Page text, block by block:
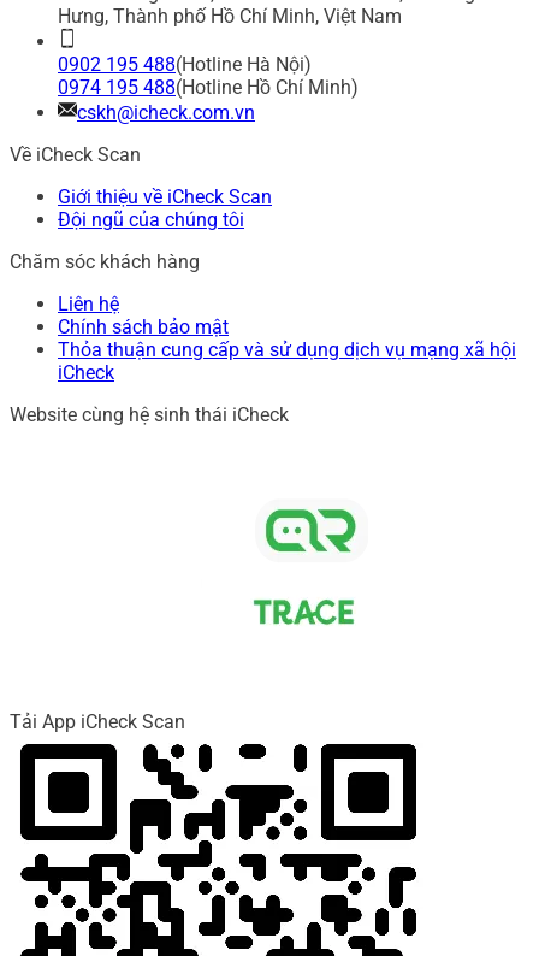
Hưng, Thành phố Hồ Chí Minh, Việt Nam
0902 195 488(Hotline Hà Nội)
0974 195 488(Hotline Hồ Chí Minh)
cskh@icheck.com.vn
Về iCheck Scan
Giới thiệu về iCheck Scan
Đội ngũ của chúng tôi
Chăm sóc khách hàng
Liên hệ
Chính sách bảo mật
Thỏa thuận cung cấp và sử dụng dịch vụ mạng xã hội
iCheck
Website cùng hệ sinh thái iCheck
Tải App iCheck Scan